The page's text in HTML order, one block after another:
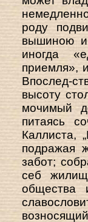
роду
вышиною
иногда
приемля»,
Впослед-
высоту
мочимый
питаясь
Каллиста,
подражая
забот;
себ
общества